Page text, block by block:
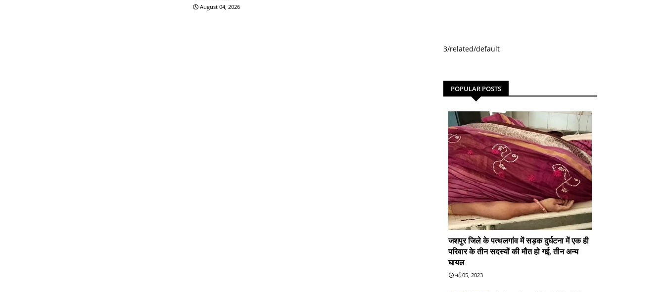
August 04, 2026
3/related/default
POPULAR POSTS
जशपुर जिले के पत्थलगांव में सड़क दुर्घटना में एक ही
परिवार के तीन सदस्यों की मौत हो गई, तीन अन्य
घायल
मई 05, 2023